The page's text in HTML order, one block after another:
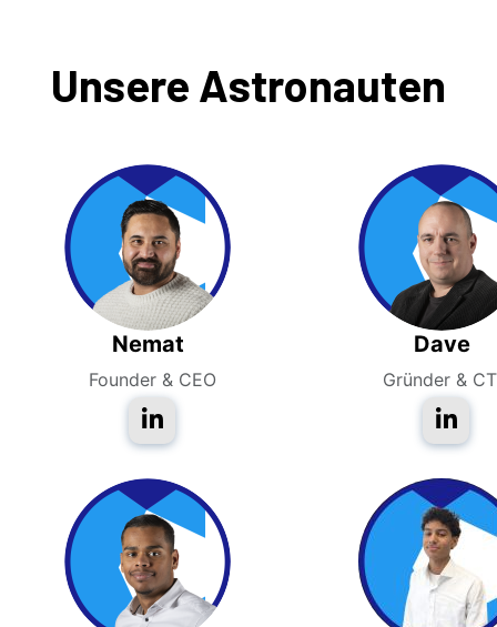
Unsere Astronauten
Nemat
Founder & CEO
Dave
Gründer &